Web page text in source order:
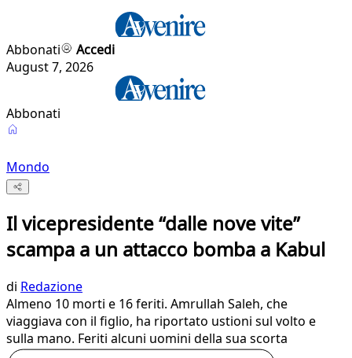
Abbonati
Accedi
August 7, 2026
Abbonati
Mondo
Il vicepresidente “dalle nove vite”
scampa a un attacco bomba a Kabul
di Redazione
Almeno 10 morti e 16 feriti. Amrullah Saleh, che
viaggiava con il figlio, ha riportato ustioni sul volto e
sulla mano. Feriti alcuni uomini della sua scorta